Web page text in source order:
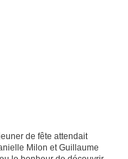
de fête attendait
Milon et Guillaume